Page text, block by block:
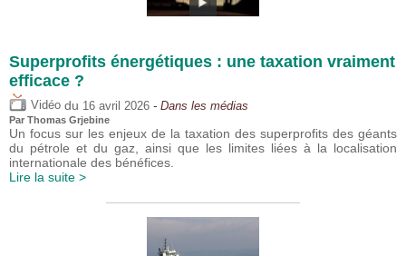
Superprofits énergétiques : une taxation vraiment
efficace ?
Vidéo du 16 avril 2026 - Dans les médias
Par Thomas Grjebine
Un focus sur les enjeux de la taxation des superprofits des géants
du pétrole et du gaz, ainsi que les limites liées à la localisation
internationale des bénéfices.
Lire la suite >